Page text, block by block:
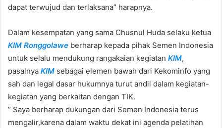
dapat terwujud dan terlaksana” harapnya.
Dalam kesempatan yang sama Chusnul Huda selaku ketua
KIM Ronggolawe berharap kepada pihak Semen Indonesia
untuk selalu mendukung rangakaian kegiatan KIM,
pasalnya KIM sebagai elemen bawah dari Kekominfo yang
sah dan legal dasar hukumnya turut andil dalam kegiatan-
kegiatan yang berkaitan dengan TIK.
” Saya berharap dukungan dari Semen Indonesia terus
mengalir,karena dalam waktu dekat ini agenda pelatihan